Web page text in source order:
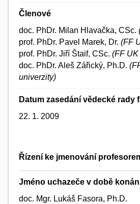
Členové
doc. PhDr. Milan Hlavačka, CSc.
prof. PhDr. Pavel Marek, Dr. (FF
prof. PhDr. Jiří Štaif, CSc. (FF
doc. PhDr. Aleš Zářický, Ph.D.
univerzity)
Datum zasedání vědecké rady
22. 1. 2009
Řízení ke jmenování
Jméno uchazeče v době
doc. Mgr. Lukáš Fasora, Ph.D.